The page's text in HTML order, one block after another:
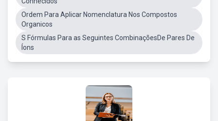
Ordem Para Aplicar Nomenclatura Nos Compostos
Organicos
S Fórmulas Para as Seguintes CombinaçõesDe Pares De
Íons